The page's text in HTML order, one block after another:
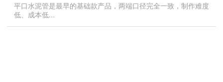
‌平口水泥管‌是最早的基础款产品，两端口径完全一致，制作难度
低、成本低...